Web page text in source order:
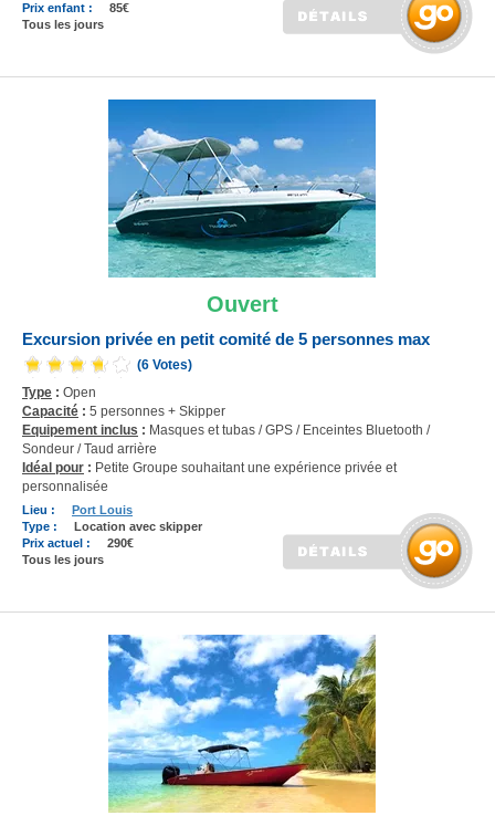
Prix enfant :
85€
Tous les jours
Ouvert
Excursion privée en petit comité de 5 personnes max
(6 Votes)
Type : Open
Capacité : 5 personnes + Skipper
Equipement inclus : Masques et tubas / GPS / Enceintes Bluetooth /
Sondeur / Taud arrière
Idéal pour : Petite Groupe souhaitant une expérience privée et
personnalisée
Lieu :
Port Louis
Type :
Location avec skipper
Prix actuel :
290€
Tous les jours